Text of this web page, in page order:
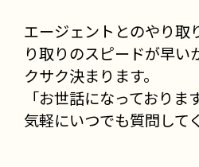
エージェントとのやり取
り取りのスピードが早い
クサク決まります。
「お世話になっておりま
気軽にいつでも質問して